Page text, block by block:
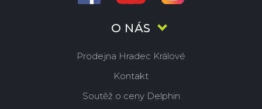
O NÁS
Prodejna Hradec Králové
Kontakt
Soutěž o ceny Delphin